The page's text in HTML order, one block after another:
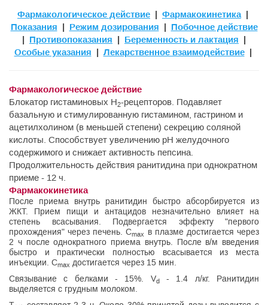
Фармакологическое действие | Фармакокинетика |
Показания | Режим дозирования | Побочное действие
| Противопоказания | Беременность и лактация |
Особые указания | Лекарственное взаимодействие|
Фармакологическое действие
Блокатор гистаминовых H2-рецепторов. Подавляет
базальную и стимулированную гистамином, гастрином и
ацетилхолином (в меньшей степени) секрецию соляной
кислоты. Способствует увеличению рН желудочного
содержимого и снижает активность пепсина.
Продолжительность действия ранитидина при однократном
приеме - 12 ч.
Фармакокинетика
После приема внутрь ранитидин быстро абсорбируется из
ЖКТ. Прием пищи и антацидов незначительно влияет на
степень всасывания. Подвергается эффекту "первого
прохождения" через печень. Cmax
в плазме достигается через
2 ч после однократного приема внутрь. После в/м введения
быстро и практически полностью всасывается из места
инъекции. Cmax достигается через 15 мин.
Связывание с белками - 15%. Vd- 1.4 л/кг. Ранитидин
выделяется с грудным молоком.